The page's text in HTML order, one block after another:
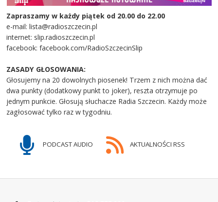
Zapraszamy w każdy piątek od 20.00 do 22.00
e-mail: lista@radioszczecin.pl
internet: slip.radioszczecin.pl
facebook: facebook.com/RadioSzczecinSlip
ZASADY GŁOSOWANIA:
Głosujemy na 20 dowolnych piosenek! Trzem z nich można dać
dwa punkty (dodatkowy punkt to joker), reszta otrzymuje po
jednym punkcie. Głosują słuchacze Radia Szczecin. Każdy może
zagłosować tylko raz w tygodniu.
PODCAST AUDIO AKTUALNOŚCI RSS